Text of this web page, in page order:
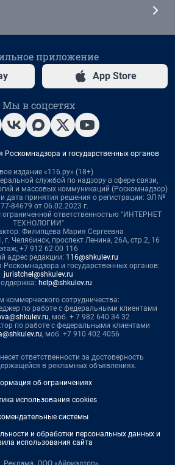
приложение
App Store
Мы в соцсетях
Роскомнадзора и государственных органов
издание «116.ру» (18+)
службой по надзору в сфере связи,
и массовых коммуникаций (Роскомнадзор)
дата принятия решения о регистрации: ЭЛ №
84679 от 06.02.2023 г.
ограниченной ответственностью "ИНТЕРНЕТ
ТЕХНОЛОГИИ"
Филипцева Мария Сергеевна
Челябинск, проспект Ленина, 26А, стр.2, 16
этаж, +7 912 62 00 116
адрес редакции: 116@shkulev.ru
и государственных органов:
juristchel@shkulev.ru
help@shkulev.ru
коммерческого сотрудничества:
по работе с федеральными клиентами
, моб. + 7 982 640 34 32
по работе с федеральными клиентами
, моб. +7 910 402 4056
ответственности за достоверность
в рекламных объявлениях.
об ограничениях
использования cookies
системы
и обработки персональных данных и
использования сайта